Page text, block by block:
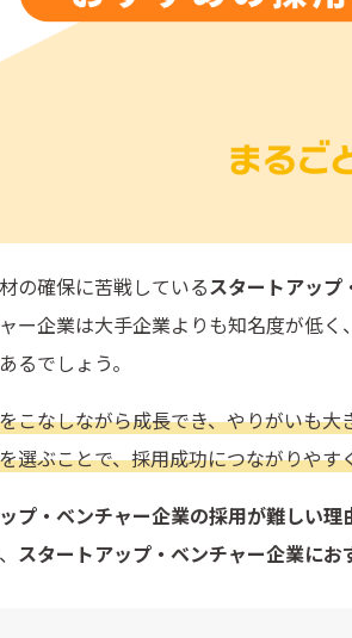
の確保に苦戦しているスタートアップ
ー企業は大手企業よりも知名度が低
るでしょう。
こなしながら成長でき、やりがいも
選ぶことで、採用成功につながりやす
プ・ベンチャー企業の採用が難しい理
スタートアップ・ベンチャー企業にお